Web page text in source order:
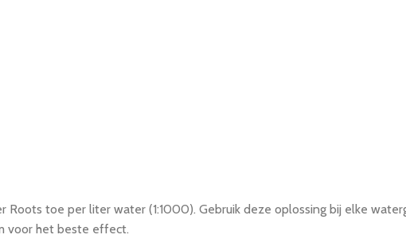
Roots toe per liter water (1:1000). Gebruik deze oplossing bij elke
voor het beste effect.